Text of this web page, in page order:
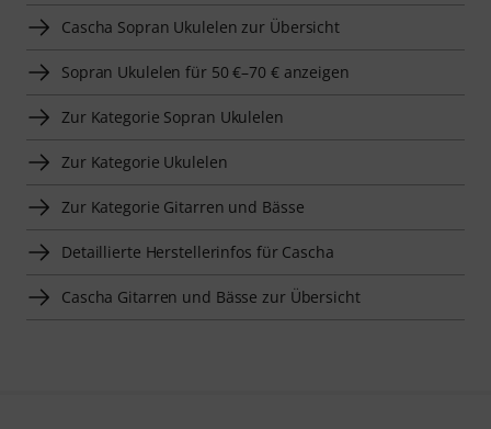
Cascha Sopran Ukulelen zur Übersicht
Sopran Ukulelen für 50 €–70 € anzeigen
Zur Kategorie Sopran Ukulelen
Zur Kategorie Ukulelen
Zur Kategorie Gitarren und Bässe
Detaillierte Herstellerinfos für Cascha
Cascha Gitarren und Bässe zur Übersicht